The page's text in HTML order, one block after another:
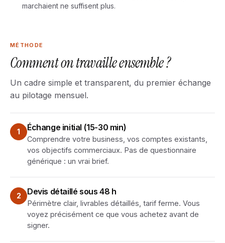
marchaient ne suffisent plus.
MÉTHODE
Comment on travaille ensemble ?
Un cadre simple et transparent, du premier échange
au pilotage mensuel.
1 Échange initial (15-30 min)
Comprendre votre business, vos comptes existants,
vos objectifs commerciaux. Pas de questionnaire
générique : un vrai brief.
2 Devis détaillé sous 48 h
Périmètre clair, livrables détaillés, tarif ferme. Vous
voyez précisément ce que vous achetez avant de
signer.